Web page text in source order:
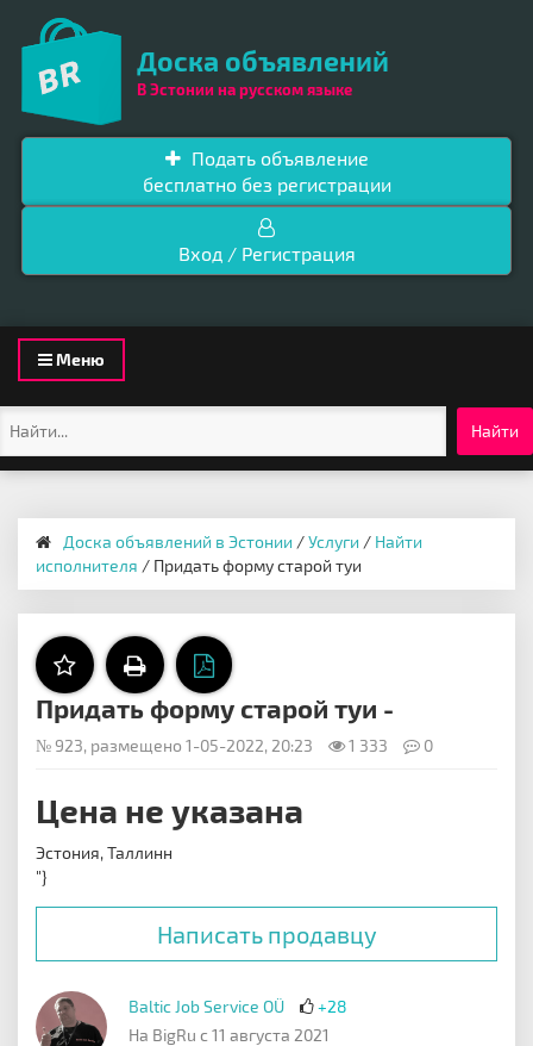
Доска объявлений
В Эстонии на русском языке
Подать объявление
бесплатно без регистрации
Вход / Регистрация
Toggle
navigation
Меню
Найти
Доска объявлений в Эстонии /Услуги / Найти
исполнителя / Придать форму старой туи
Придать форму старой туи -
№ 923, размещено 1-05-2022, 20:23 1 333 0
Цена не указана
Эстония, Таллинн
"}
Написать продавцу
Baltic Job Service OÜ
+28
На BigRu с 11 августа 2021